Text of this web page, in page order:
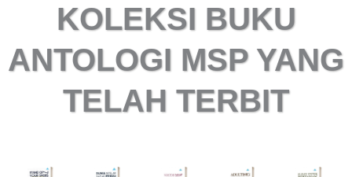
KOLEKSI BUKU
ANTOLOGI MSP YANG
TELAH TERBIT